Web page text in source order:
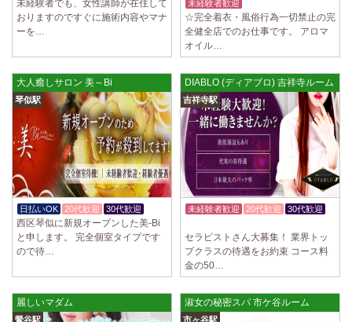
未経験者でも、女性講師が在住して
おりますのですぐに施術内容やマナ
ーを…
未経験者歓迎
☆完全着衣・風俗行為一切禁止の完
全健全店でのお仕事です。 アロマ
オイル…
大人癒しサロン 美～Bi
琴似駅
日払いOK 20代歓迎 30代歓迎
西区琴似に新規オープンした美-Bi
と申します。 完全個室タイプです
ので待…
DIABLO (ディアブロ) 吉祥寺ルーム
吉祥寺駅
未経験者歓迎 20代歓迎
30代歓迎
セラピストさん大募集！ 業界トッ
プクラスの待遇をお約束 コース料
金の50…
麗しいマダム
鶯谷駅
淑女の秘密スパ 市ケ谷ルーム
市ヶ谷駅